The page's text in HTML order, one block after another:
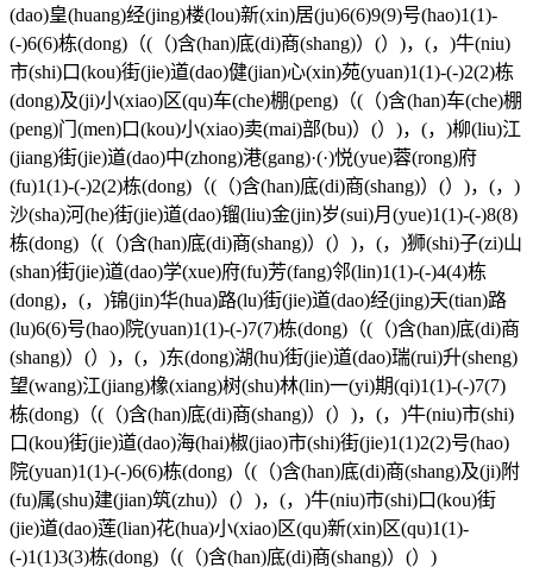
(dao)皇(huang)经(jing)楼(lou)新(xin)居(ju)6(6)9(9)号(hao)1(1)-
(-)6(6)栋(dong)（(（)含(han)底(di)商(shang)）(）)，(，)牛(niu)
市(shi)口(kou)街(jie)道(dao)健(jian)心(xin)苑(yuan)1(1)-(-)2(2)栋
(dong)及(ji)小(xiao)区(qu)车(che)棚(peng)（(（)含(han)车(che)棚
(peng)门(men)口(kou)小(xiao)卖(mai)部(bu)）(）)，(，)柳(liu)江
(jiang)街(jie)道(dao)中(zhong)港(gang)·(·)悦(yue)蓉(rong)府
(fu)1(1)-(-)2(2)栋(dong)（(（)含(han)底(di)商(shang)）(）)，(，)
沙(sha)河(he)街(jie)道(dao)镏(liu)金(jin)岁(sui)月(yue)1(1)-(-)8(8)
栋(dong)（(（)含(han)底(di)商(shang)）(）)，(，)狮(shi)子(zi)山
(shan)街(jie)道(dao)学(xue)府(fu)芳(fang)邻(lin)1(1)-(-)4(4)栋
(dong)，(，)锦(jin)华(hua)路(lu)街(jie)道(dao)经(jing)天(tian)路
(lu)6(6)号(hao)院(yuan)1(1)-(-)7(7)栋(dong)（(（)含(han)底(di)商
(shang)）(）)，(，)东(dong)湖(hu)街(jie)道(dao)瑞(rui)升(sheng)
望(wang)江(jiang)橡(xiang)树(shu)林(lin)一(yi)期(qi)1(1)-(-)7(7)
栋(dong)（(（)含(han)底(di)商(shang)）(）)，(，)牛(niu)市(shi)
口(kou)街(jie)道(dao)海(hai)椒(jiao)市(shi)街(jie)1(1)2(2)号(hao)
院(yuan)1(1)-(-)6(6)栋(dong)（(（)含(han)底(di)商(shang)及(ji)附
(fu)属(shu)建(jian)筑(zhu)）(）)，(，)牛(niu)市(shi)口(kou)街
(jie)道(dao)莲(lian)花(hua)小(xiao)区(qu)新(xin)区(qu)1(1)-
(-)1(1)3(3)栋(dong)（(（)含(han)底(di)商(shang)）(）)